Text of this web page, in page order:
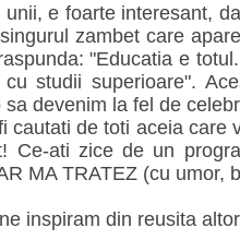
e foarte interesant,
zambet care
"Educatia e
studii superioare".
sa devenim la fel de
cautati de toti aceia care
Ce-ati zice de un
MA TRATEZ (cu umor,
inspiram din reusita